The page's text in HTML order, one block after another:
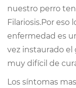
nuestro perro
Filariosis.Por eso
enfermedad es
vez instaurado el
muy difícil de
Los síntomas